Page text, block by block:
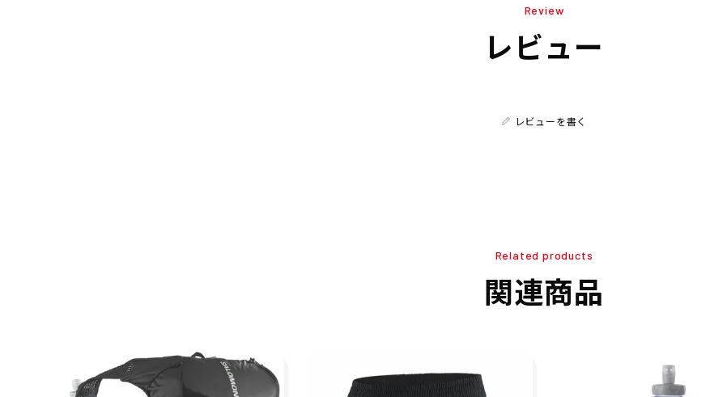
Review
レビュー
レビューを書く
Related products
関連商品